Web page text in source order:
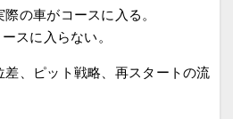
の車がコースに入る。
スに入らない。
、ピット戦略、再スタートの流